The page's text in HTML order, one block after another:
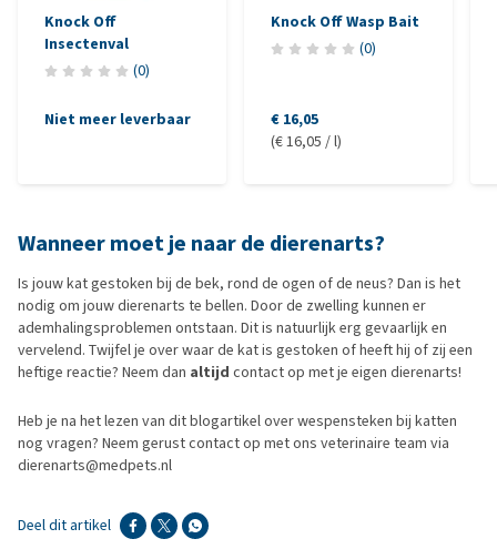
Knock Off
Insectenval
(0)
Niet meer leverbaar
Knock Off Wasp Bait
(0)
€ 16,05
(€ 16,05 / l)
Wanneer moet je naar de dierenarts?
Is jouw kat gestoken bij de bek, rond de ogen of de neus? Dan is het
nodig om jouw dierenarts te bellen. Door de zwelling kunnen er
ademhalingsproblemen ontstaan. Dit is natuurlijk erg gevaarlijk en
vervelend. Twijfel je over waar de kat is gestoken of heeft hij of zij een
heftige reactie? Neem dan altijd contact op met je eigen dierenarts!
Heb je na het lezen van dit blogartikel over wespensteken bij katten
nog vragen? Neem gerust contact op met ons veterinaire team via
dierenarts@medpets.nl
Deel dit artikel